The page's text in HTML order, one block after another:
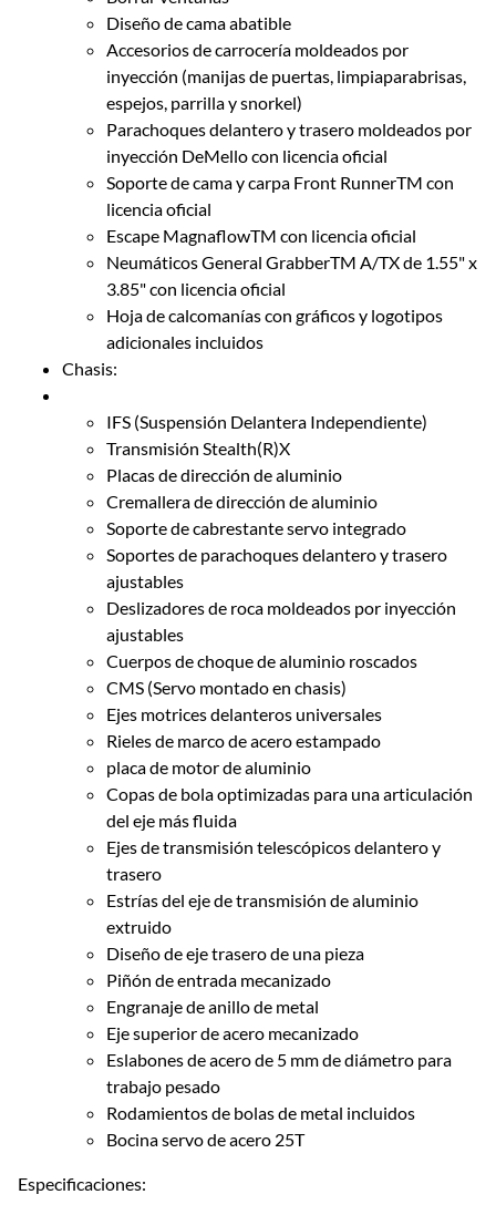
Diseño de cama abatible
Accesorios de carrocería moldeados por
inyección (manijas de puertas, limpiaparabrisas,
espejos, parrilla y snorkel)
Parachoques delantero y trasero moldeados por
inyección DeMello con licencia oficial
Soporte de cama y carpa Front RunnerTM con
licencia oficial
Escape MagnaflowTM con licencia oficial
Neumáticos General GrabberTM A/TX de 1.55" x
3.85" con licencia oficial
Hoja de calcomanías con gráficos y logotipos
adicionales incluidos
Chasis:
IFS (Suspensión Delantera Independiente)
Transmisión Stealth(R)X
Placas de dirección de aluminio
Cremallera de dirección de aluminio
Soporte de cabrestante servo integrado
Soportes de parachoques delantero y trasero
ajustables
Deslizadores de roca moldeados por inyección
ajustables
Cuerpos de choque de aluminio roscados
CMS (Servo montado en chasis)
Ejes motrices delanteros universales
Rieles de marco de acero estampado
placa de motor de aluminio
Copas de bola optimizadas para una articulación
del eje más fluida
Ejes de transmisión telescópicos delantero y
trasero
Estrías del eje de transmisión de aluminio
extruido
Diseño de eje trasero de una pieza
Piñón de entrada mecanizado
Engranaje de anillo de metal
Eje superior de acero mecanizado
Eslabones de acero de 5 mm de diámetro para
trabajo pesado
Rodamientos de bolas de metal incluidos
Bocina servo de acero 25T
Especificaciones: